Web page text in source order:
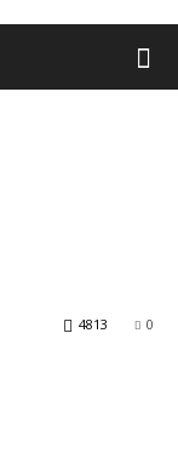
0
4813